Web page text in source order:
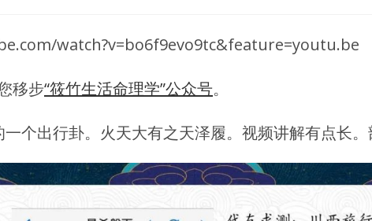
watch?v=bo6f9evo9tc&feature=youtu.be
移步“筱竹生活命理学”公众号。
个出行卦。火天大有之天泽履。视频讲解有点长。